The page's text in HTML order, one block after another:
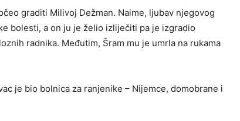
graditi Milivoj Dežman. Naime, ljubav njegovog
bolesti, a on ju je želio izliječiti pa je izgradio
radnika. Međutim, Šram mu je umrla na rukama
je bio bolnica za ranjenike – Nijemce, domobrane i